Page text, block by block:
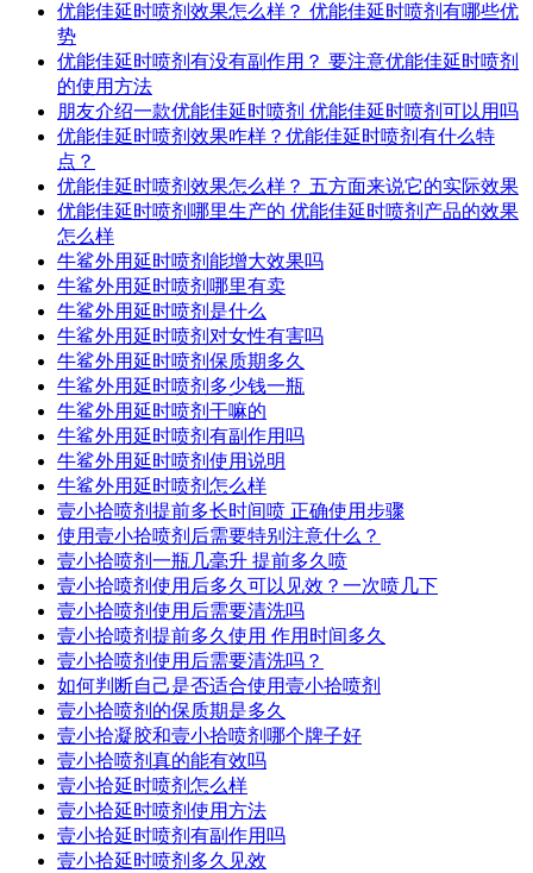
优能佳延时喷剂效果怎么样？ 优能佳延时喷剂有哪些优
势
优能佳延时喷剂有没有副作用？ 要注意优能佳延时喷剂
的使用方法
朋友介绍一款优能佳延时喷剂 优能佳延时喷剂可以用吗
优能佳延时喷剂效果咋样？优能佳延时喷剂有什么特
点？
优能佳延时喷剂效果怎么样？ 五方面来说它的实际效果
优能佳延时喷剂哪里生产的 优能佳延时喷剂产品的效果
怎么样
牛鲨外用延时喷剂能增大效果吗
牛鲨外用延时喷剂哪里有卖
牛鲨外用延时喷剂是什么
牛鲨外用延时喷剂对女性有害吗
牛鲨外用延时喷剂保质期多久
牛鲨外用延时喷剂多少钱一瓶
牛鲨外用延时喷剂干嘛的
牛鲨外用延时喷剂有副作用吗
牛鲨外用延时喷剂使用说明
牛鲨外用延时喷剂怎么样
壹小拾喷剂提前多长时间喷 正确使用步骤
使用壹小拾喷剂后需要特别注意什么？
壹小拾喷剂一瓶几毫升 提前多久喷
壹小拾喷剂使用后多久可以见效？一次喷几下
壹小拾喷剂使用后需要清洗吗
壹小拾喷剂提前多久使用 作用时间多久
壹小拾喷剂使用后需要清洗吗？
如何判断自己是否适合使用壹小拾喷剂
壹小拾喷剂的保质期是多久
壹小拾凝胶和壹小拾喷剂哪个牌子好
壹小拾喷剂真的能有效吗
壹小拾延时喷剂怎么样
壹小拾延时喷剂使用方法
壹小拾延时喷剂有副作用吗
壹小拾延时喷剂多久见效